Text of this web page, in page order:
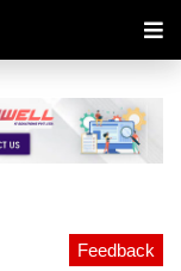
Feedback